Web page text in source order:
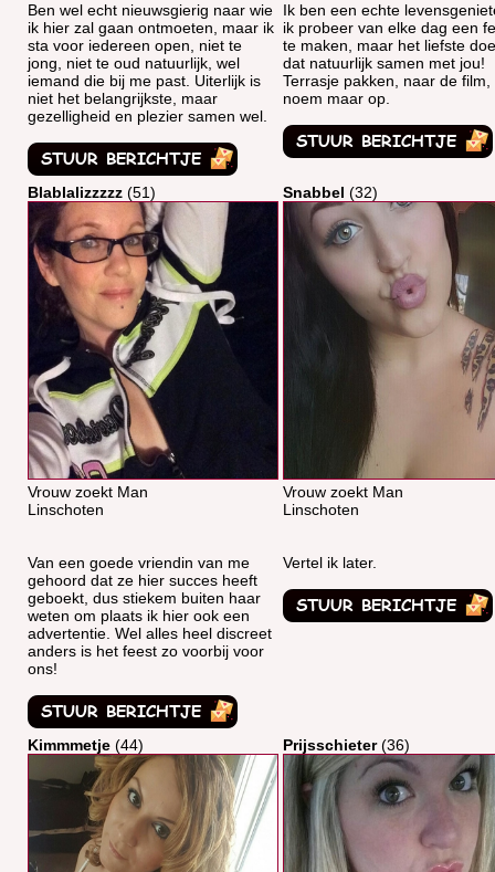
Ben wel echt nieuwsgierig naar wie
ik hier zal gaan ontmoeten, maar ik
sta voor iedereen open, niet te
jong, niet te oud natuurlijk, wel
iemand die bij me past. Uiterlijk is
niet het belangrijkste, maar
gezelligheid en plezier samen wel.
Ik ben een echte
ik probeer van elke dag een
te maken, maar het liefste
dat natuurlijk samen met jou!
Terrasje pakken, naar de film,
noem maar op.
Blablalizzzzz (51)
Vrouw zoekt Man
Linschoten
Van een goede vriendin van me
gehoord dat ze hier succes heeft
geboekt, dus stiekem buiten haar
weten om plaats ik hier ook een
advertentie. Wel alles heel discreet
anders is het feest zo voorbij voor
ons!
Snabbel (32)
Vrouw zoekt Man
Linschoten
Vertel ik later.
Kimmmetje (44) Prijsschieter(36)